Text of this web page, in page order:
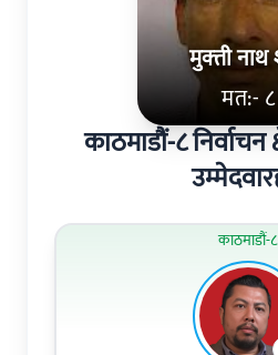
मुक्‍ती नाथ
मत:- ८
काठमाडौं-८ निर्वाचन
काठमाडौं-८